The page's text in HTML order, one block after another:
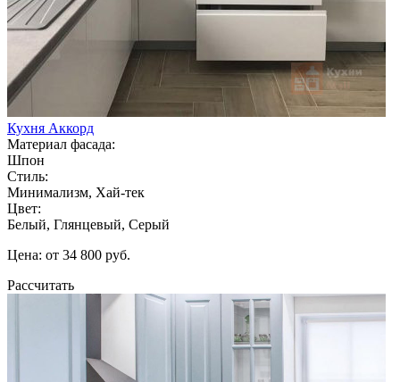
Кухня Аккорд
Материал фасада:
Шпон
Стиль:
Минимализм, Хай-тек
Цвет:
Белый, Глянцевый, Серый
Цена: от 34 800 руб.
Рассчитать